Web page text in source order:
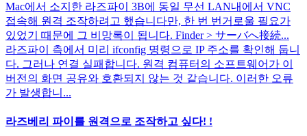
Mac에서 소지한 라즈파이 3B에 동일 무선 LAN내에서 VNC
접속해 원격 조작하려고 했습니다만, 한 번 번거로울 필요가
있었기 때문에 그 비망록이 됩니다. Finder > サーバへ接続...
라즈파이 측에서 미리 ifconfig 명령으로 IP 주소를 확인해 둡니
다. 그러나 연결 실패합니다. 원격 컴퓨터의 소프트웨어가 이
버전의 화면 공유와 호환되지 않는 것 같습니다. 이러한 오류
가 발생합니...
라즈베리 파이를 원격으로 조작하고 싶다! !